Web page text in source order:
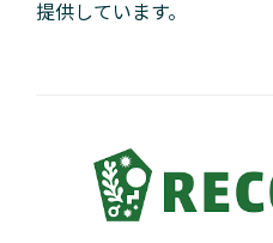
提供しています。